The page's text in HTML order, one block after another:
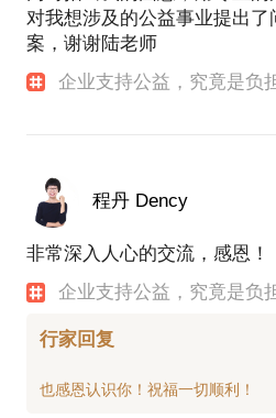
对我想涉及的公益事业提出
案，谢谢陆老师
企业支持公益，究竟是负
程丹 Dency
非常深入人心的交流，感恩！
企业支持公益，究竟是负
行家回复